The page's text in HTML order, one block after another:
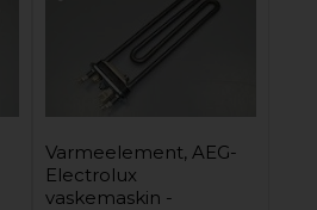
Varmeelement, AEG-
Electrolux
vaskemaskin -